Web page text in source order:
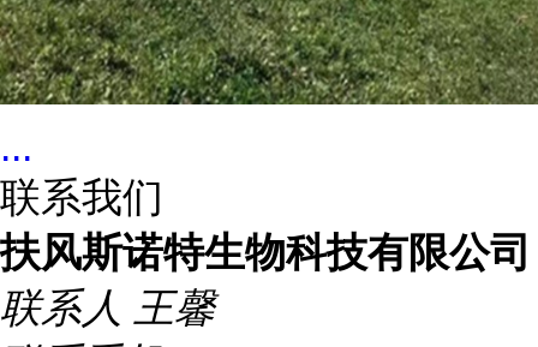
...
联系我们
扶风斯诺特生物科技有限公司
联系人 王馨